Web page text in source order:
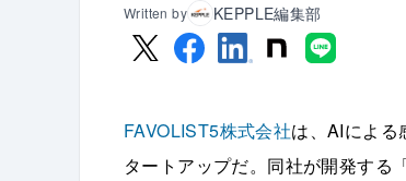
Written by KEPPLE編集部
FAVOLIST5株式会社は、AIによる
タートアップだ。同社が開発する